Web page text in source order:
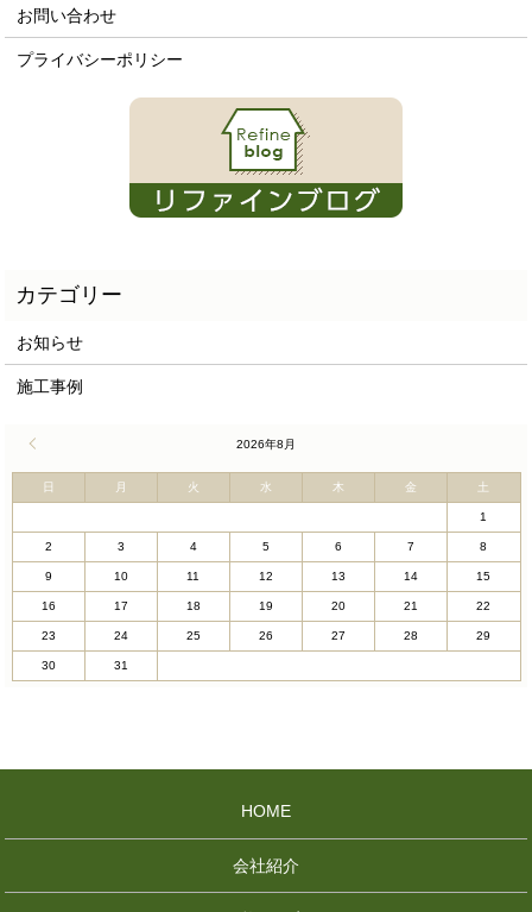
お問い合わせ
プライバシーポリシー
お知らせ
施工事例
2026年8月
日 月 火 水 木 金 土
1
2 3 4 5 6 7 8
9 10 11 12 13 14 15
16 17 18 19 20 21 22
23 24 25 26 27 28 29
30 31
HOME
会社紹介